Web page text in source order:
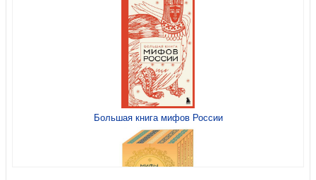
Никонова А. 99 глупых вопросов об искусстве...
Большая книга мифов России